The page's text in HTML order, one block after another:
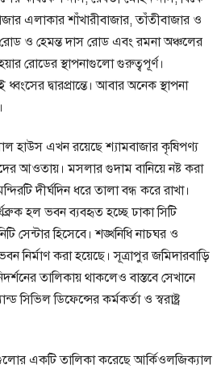
এলাকার শাঁখারীবাজার, তাঁতীবাজার ও
রোড ও হেমন্ত দাস রোড এবং রমনা অঞ্চলের
রোডের স্থাপনাগুলো গুরুত্বপূর্ণ।
দ্বারপ্রান্তে। আবার অনেক স্থাপনা
হাউস এখন রয়েছে শ্যামবাজার কৃষিপণ্য
আওতায়। মসলার গুদাম বানিয়ে নষ্ট করা
দীর্ঘদিন ধরে তালা বন্ধ করে রাখা।
হল ভবন ব্যবহৃত হচ্ছে ঢাকা সিটি
সেন্টার হিসেবে। শঙ্খনিধি নাচঘর ও
নির্মাণ করা হয়েছে। সূত্রাপুর জমিদারবাড়ি
তালিকায় থাকলেও বাস্তবে সেখানে
সিভিল ডিফেন্সের কর্মকর্তা ও স্বরাষ্ট্র
একটি তালিকা করেছে আর্কিওলজিক্যাল